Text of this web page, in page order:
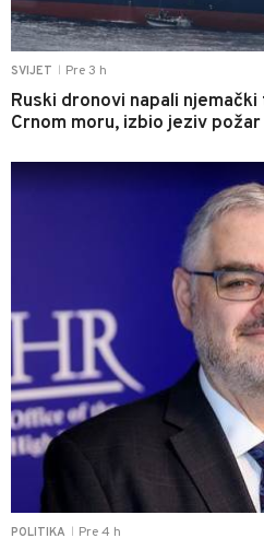
SVIJET Pre 3 h
Ruski dronovi napali
Crnom moru, izbio jeziv požar
POLITIKA Pre 4 h